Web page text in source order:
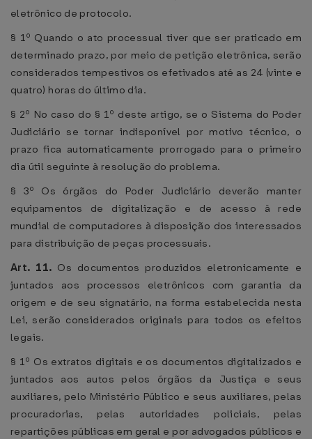
eletrônico de protocolo.
§ 1º Quando o ato processual tiver que ser praticado em
determinado prazo, por meio de petição eletrônica, serão
considerados tempestivos os efetivados até as 24 (vinte e
quatro) horas do último dia.
§ 2º No caso do § 1º deste artigo, se o Sistema do Poder
Judiciário se tornar indisponível por motivo técnico, o
prazo fica automaticamente prorrogado para o primeiro
dia útil seguinte à resolução do problema.
§ 3º Os órgãos do Poder Judiciário deverão manter
equipamentos de digitalização e de acesso à rede
mundial de computadores à disposição dos interessados
para distribuição de peças processuais.
Art. 11. Os documentos produzidos eletronicamente e
juntados aos processos eletrônicos com garantia da
origem e de seu signatário, na forma estabelecida nesta
Lei, serão considerados originais para todos os efeitos
legais.
§ 1º Os extratos digitais e os documentos digitalizados e
juntados aos autos pelos órgãos da Justiça e seus
auxiliares, pelo Ministério Público e seus auxiliares, pelas
procuradorias, pelas autoridades policiais, pelas
repartições públicas em geral e por advogados públicos e